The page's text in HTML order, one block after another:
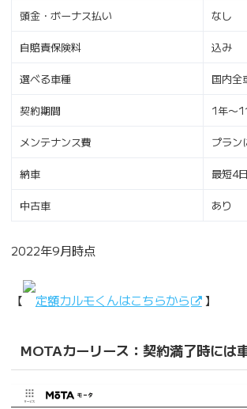
頭金・ボーナス払い なし
自賠責保険料 込み
選べる車種 国内全
契約期間 1年〜
メンテナンス費 プラン
納車 最短4日
中古車 あり
2022年9月時点
【 定額カルモくんはこちらから 】
MOTAカーリース：契約満了時には